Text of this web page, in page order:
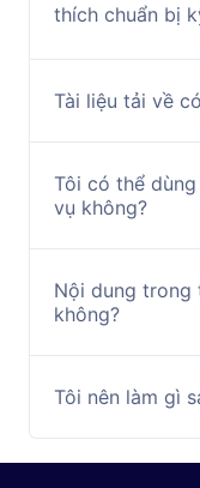
thích chuẩn bị
Tài liệu tải về
Tôi có thể
vụ không?
Nội dung trong
không?
Tôi nên làm gì